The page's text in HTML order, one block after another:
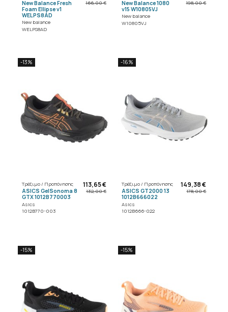
New Balance Fresh
Foam Ellipse v1
WELPS8AD
New balance
WELPS8AD
166,00 €
New Balance 1080
v15 W10805VJ
New balance
W10805VJ
198,00 €
-13%
Τρέξιμο / Προπόνησης
ASICS GelSonoma 8
GTX 1012B770003
Asics
1012B770-003
113,65 €
132,00 €
-16%
Τρέξιμο / Προπόνησης
ASICS GT2000 13
1012B666022
Asics
1012B666-022
149,38 €
178,00 €
-15% -15%